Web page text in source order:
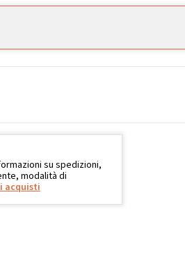
su spedizioni,
modalità di
acquisti